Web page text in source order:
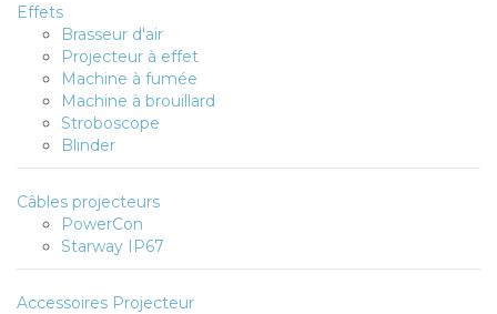
Effets
Brasseur d'air
Projecteur à effet
Machine à fumée
Machine à brouillard
Stroboscope
Blinder
Câbles projecteurs
PowerCon
Starway IP67
Accessoires Projecteur